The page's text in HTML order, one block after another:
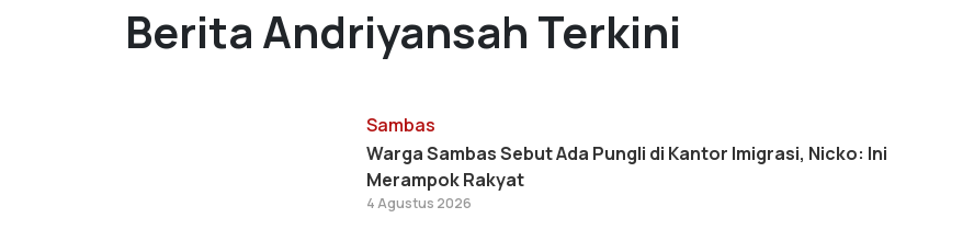
Berita Andriyansah Terkini
Sambas
Warga Sambas Sebut Ada Pungli di Kantor Imigrasi, Nicko: Ini
Merampok Rakyat
4 Agustus 2026